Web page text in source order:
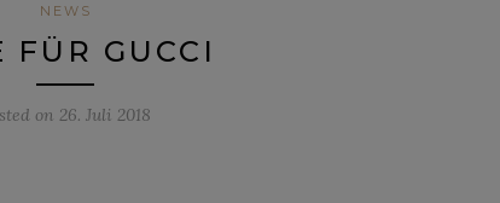
NEWS
FÜR GUCCI
on 26. Juli 2018